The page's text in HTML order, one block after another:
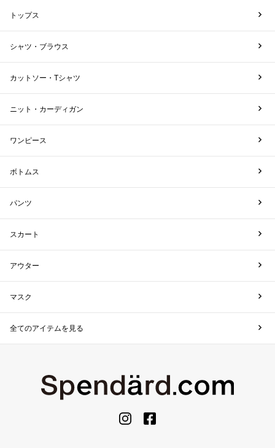
トップス
シャツ・ブラウス
カットソー・Tシャツ
ニット・カーディガン
ワンピース
ボトムス
パンツ
スカート
アウター
マスク
全てのアイテムを見る